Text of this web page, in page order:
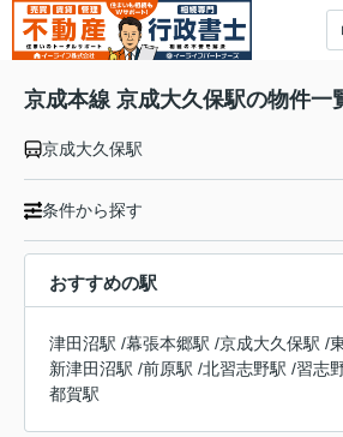
京成本線 京成大久保駅の物件一
京成大久保駅
条件から探す
おすすめの駅
津田沼駅 /幕張本郷駅 /京成大久保駅 /
新津田沼駅 /前原駅 /北習志野駅 /習志
都賀駅